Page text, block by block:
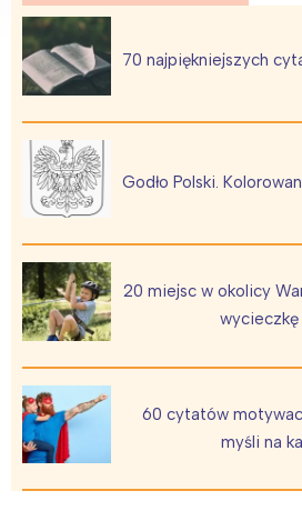
70 najpiękniejszych
Godło Polski.
20 miejsc w okolicy
60 cytatów
myśli na